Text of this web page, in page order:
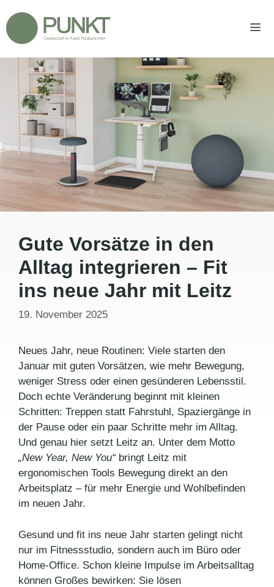
Inhalt
springen
Gute Vorsätze in den
Alltag integrieren – Fit
ins neue Jahr mit Leitz
19. November 2025
Neues Jahr, neue Routinen: Viele starten den
Januar mit guten Vorsätzen, wie mehr Bewegung,
weniger Stress oder einen gesünderen Lebensstil.
Doch echte Veränderung beginnt mit kleinen
Schritten: Treppen statt Fahrstuhl, Spaziergänge in
der Pause oder ein paar Schritte mehr im Alltag.
Und genau hier setzt Leitz an. Unter dem Motto
„New Year, New You“ bringt Leitz mit
ergonomischen Tools Bewegung direkt an den
Arbeitsplatz – für mehr Energie und Wohlbefinden
im neuen Jahr.
Gesund und fit ins neue Jahr starten gelingt nicht
nur im Fitnessstudio, sondern auch im Büro oder
Home-Office. Schon kleine Impulse im Arbeitsalltag
können Großes bewirken: Sie lösen